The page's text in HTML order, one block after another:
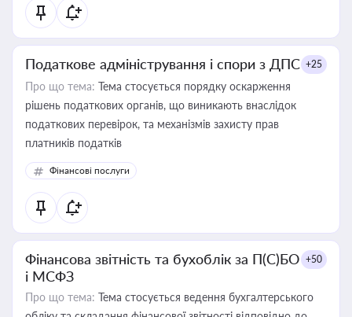
Податкове адміністрування і спори з ДПС +25
Про що тема: Тема стосується порядку оскарження
рішень податкових органів, що виникають внаслідок
податкових перевірок, та механізмів захисту прав
платників податків
Фінансові послуги
Фінансова звітність та бухоблік за П(С)БО
і МСФЗ
+50
Про що тема: Тема стосується ведення бухгалтерського